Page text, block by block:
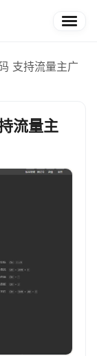
支持流量主广
流量主